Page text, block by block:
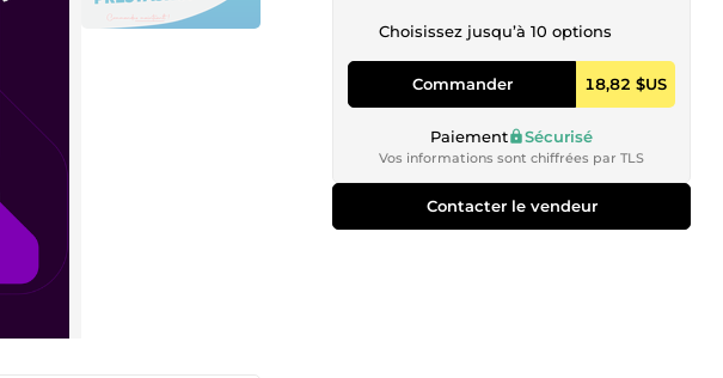
Choisissez jusqu’à 10 options
Commander 18,82 $US
Paiement Sécurisé
Vos informations sont chiffrées par TLS
Contacter le vendeur